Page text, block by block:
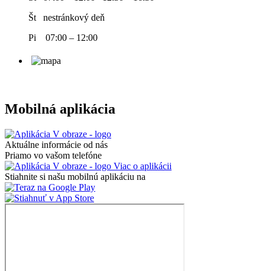
Št nestránkový deň
Pi 07:00 – 12:00
Mobilná aplikácia
Aktuálne informácie od nás
Priamo vo vašom telefóne
Viac o aplikácii
Stiahnite si našu mobilnú aplikáciu na